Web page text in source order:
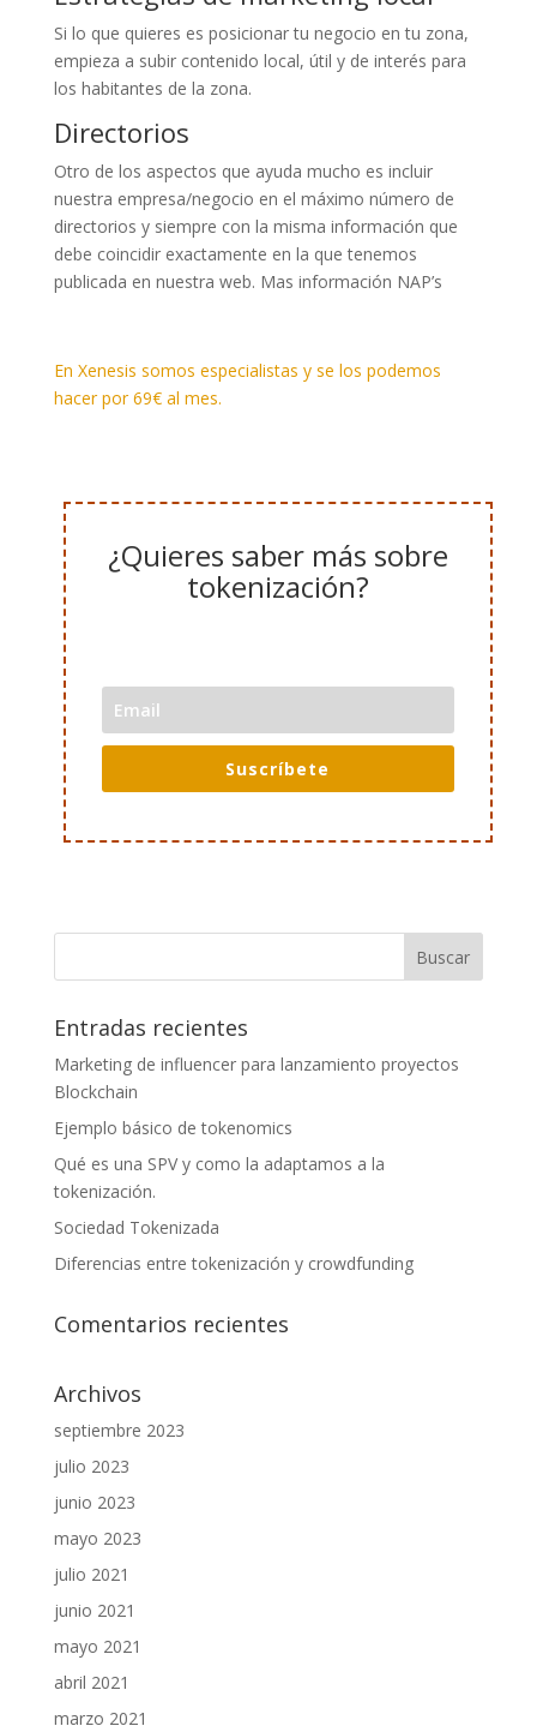
Si lo que quieres es posicionar tu negocio en tu zona,
empieza a subir contenido local, útil y de interés para
los habitantes de la zona.
Directorios
Otro de los aspectos que ayuda mucho es incluir
nuestra empresa/negocio en el máximo número de
directorios y siempre con la misma información que
debe coincidir exactamente en la que tenemos
publicada en nuestra web. Mas información NAP’s
En Xenesis somos especialistas y se los podemos
hacer por 69€ al mes.
¿Quieres saber más sobre
tokenización?
Suscríbete
Entradas recientes
Marketing de influencer para lanzamiento proyectos
Blockchain
Ejemplo básico de tokenomics
Qué es una SPV y como la adaptamos a la
tokenización.
Sociedad Tokenizada
Diferencias entre tokenización y crowdfunding
Comentarios recientes
Archivos
septiembre 2023
julio 2023
junio 2023
mayo 2023
julio 2021
junio 2021
mayo 2021
abril 2021
marzo 2021